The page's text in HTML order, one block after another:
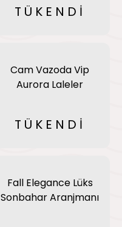
TÜKENDİ
Cam Vazoda Vip
Aurora Laleler
TÜKENDİ
Fall Elegance Lüks
Sonbahar Aranjmanı